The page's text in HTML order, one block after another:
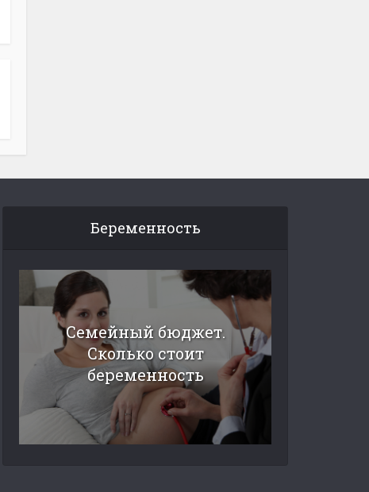
Беременность
Семейный бюджет.
Сколько стоит
беременность